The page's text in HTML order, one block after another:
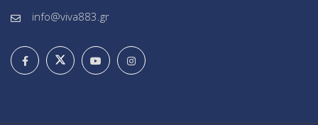
info@viva883.gr